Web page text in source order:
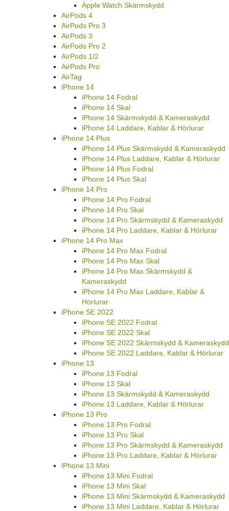
Apple Watch Skärmskydd
AirPods 4
AirPods Pro 3
AirPods 3
AirPods Pro 2
AirPods 1/2
AirPods Pro
AirTag
iPhone 14
iPhone 14 Fodral
iPhone 14 Skal
iPhone 14 Skärmskydd & Kameraskydd
iPhone 14 Laddare, Kablar & Hörlurar
iPhone 14 Plus
iPhone 14 Plus Skärmskydd & Kameraskydd
iPhone 14 Plus Laddare, Kablar & Hörlurar
iPhone 14 Plus Fodral
iPhone 14 Plus Skal
iPhone 14 Pro
iPhone 14 Pro Fodral
iPhone 14 Pro Skal
iPhone 14 Pro Skärmskydd & Kameraskydd
iPhone 14 Pro Laddare, Kablar & Hörlurar
iPhone 14 Pro Max
iPhone 14 Pro Max Fodral
iPhone 14 Pro Max Skal
iPhone 14 Pro Max Skärmskydd &
Kameraskydd
iPhone 14 Pro Max Laddare, Kablar &
Hörlurar
iPhone SE 2022
iPhone SE 2022 Fodral
iPhone SE 2022 Skal
iPhone SE 2022 Skärmskydd & Kameraskydd
iPhone SE 2022 Laddare, Kablar & Hörlurar
iPhone 13
iPhone 13 Fodral
iPhone 13 Skal
iPhone 13 Skärmskydd & Kameraskydd
iPhone 13 Laddare, Kablar & Hörlurar
iPhone 13 Pro
iPhone 13 Pro Fodral
iPhone 13 Pro Skal
iPhone 13 Pro Skärmskydd & Kameraskydd
iPhone 13 Pro Laddare, Kablar & Hörlurar
iPhone 13 Mini
iPhone 13 Mini Fodral
iPhone 13 Mini Skal
iPhone 13 Mini Skärmskydd & Kameraskydd
iPhone 13 Mini Laddare, Kablar & Hörlurar